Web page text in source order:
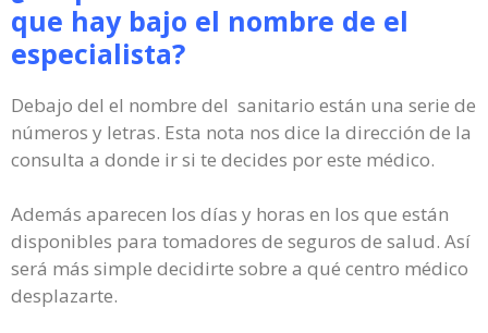
que hay bajo el nombre de el
especialista?
Debajo del el nombre del sanitario están una serie de
números y letras. Esta nota nos dice la dirección de la
consulta a donde ir si te decides por este médico.
Además aparecen los días y horas en los que están
disponibles para tomadores de seguros de salud. Así
será más simple decidirte sobre a qué centro médico
desplazarte.